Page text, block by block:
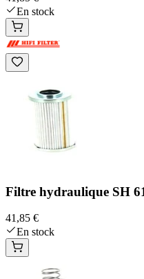
En stock
Filtre hydraulique SH
41,85 €
En stock